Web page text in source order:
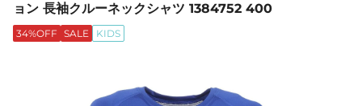
ョン 長袖クルーネックシャツ 1384752 400
34%OFF SALE KIDS